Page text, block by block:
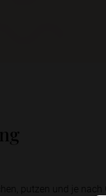
putzen und je